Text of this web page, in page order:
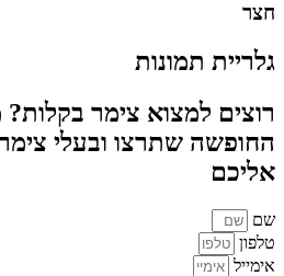
חצר
גלריית תמונות
רוצים למצוא צימר
החופשה שתרצו ובעלי
אליכם
שם
טלפון
אימייל